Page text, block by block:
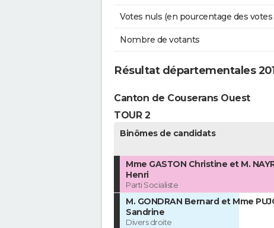
Votes nuls (en pourcentage des
Nombre de votants
Résultat départementales
Canton de Couserans Ouest
TOUR 2
Binômes de candidats
Mme GASTON Christine et M.
Henri
Parti Socialiste
M. GONDRAN Bernard et Mme
Sandrine
Divers droite